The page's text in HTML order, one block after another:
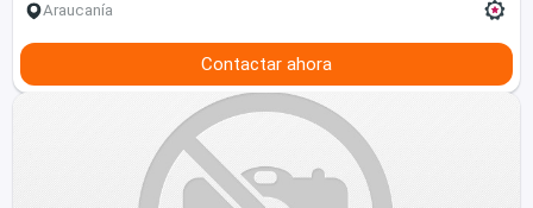
Araucanía
Contactar ahora